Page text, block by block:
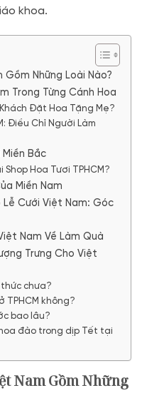
khoa.
Gồm Những Loài Nào?
Trong Từng Cánh Hoa
Đặt Hoa Tặng Mẹ?
Điều Chỉ Người Làm
Bắc
Hoa Tươi TPHCM?
Miền Nam
Cưới Việt Nam: Góc
Nam Về Làm Quà
Trưng Cho Việt
chưa?
TPHCM không?
bao lâu?
đào trong dịp Tết tại
Nam Gồm Những